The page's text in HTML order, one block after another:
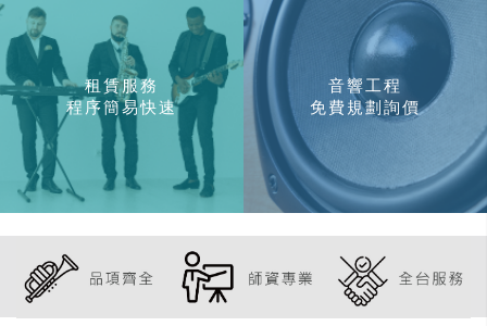
租賃服務
程序簡易快速
音響工程
免費規劃詢價